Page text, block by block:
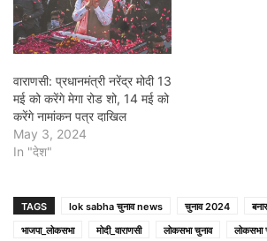
वाराणसी: प्रधानमंत्री नरेंद्र मोदी 13
मई को करेंगे मेगा रोड शो, 14 मई को
करेंगे नामांकन पत्र दाखिल
May 3, 2024
In "देश"
TAGS lok sabha चुनाव news चुनाव 2024
भाजपा_लोकसभा
मोदी_वाराणसी लोकसभा चुनाव